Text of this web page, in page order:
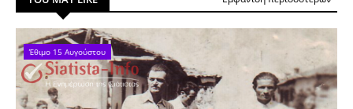
Έθιμο 15 Αυγούστου